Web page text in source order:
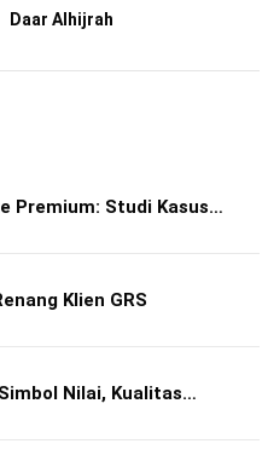
Daar Alhijrah
Premium: Studi Kasus…
Klien GRS
Nilai, Kualitas…